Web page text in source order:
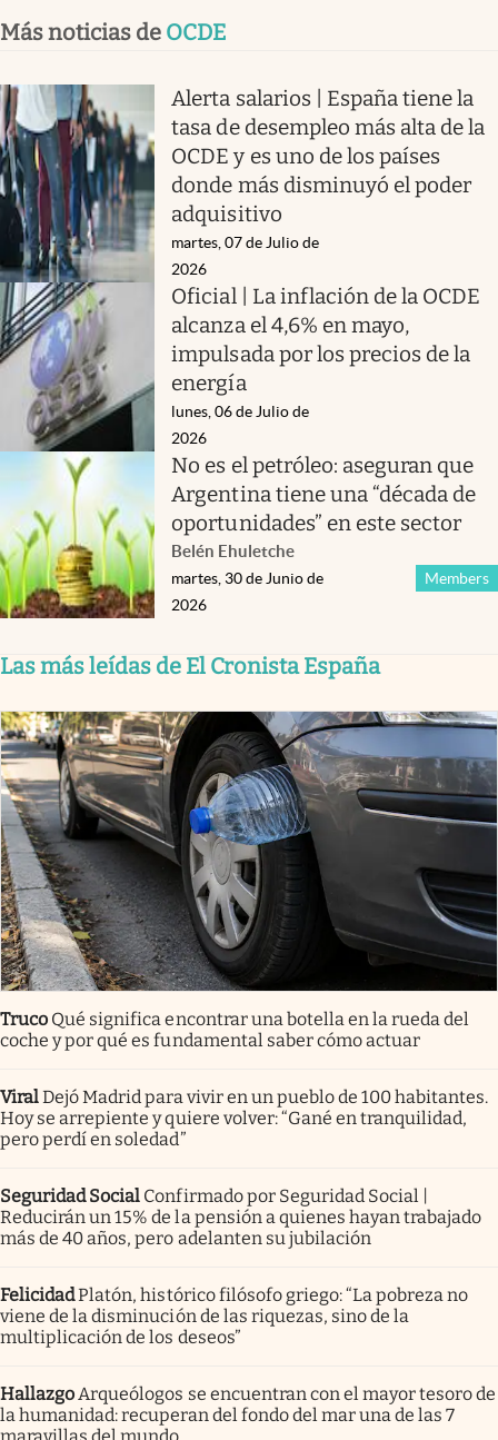
Más noticias de OCDE
Alerta salarios | España tiene la
tasa de desempleo más alta de la
OCDE y es uno de los países
donde más disminuyó el poder
adquisitivo
martes, 07 de Julio de
2026
Oficial | La inflación de la OCDE
alcanza el 4,6% en mayo,
impulsada por los precios de la
energía
lunes, 06 de Julio de
2026
No es el petróleo: aseguran que
Argentina tiene una “década de
oportunidades” en este sector
Belén Ehuletche
Members
martes, 30 de Junio de
2026
Las más leídas de El Cronista España
Truco Qué significa encontrar una botella en la rueda del
coche y por qué es fundamental saber cómo actuar
ViralDejó Madrid para vivir en un pueblo de 100 habitantes.
Hoy se arrepiente y quiere volver: “Gané en tranquilidad,
pero perdí en soledad”
Seguridad Social Confirmado por Seguridad Social |
Reducirán un 15% de la pensión a quienes hayan trabajado
más de 40 años, pero adelanten su jubilación
FelicidadPlatón, histórico filósofo griego: “La pobreza no
viene de la disminución de las riquezas, sino de la
multiplicación de los deseos”
Hallazgo Arqueólogos se encuentran con el mayor tesoro de
la humanidad: recuperan del fondo del mar una de las 7